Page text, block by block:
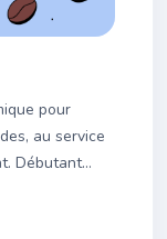
pour
au service
Débutant